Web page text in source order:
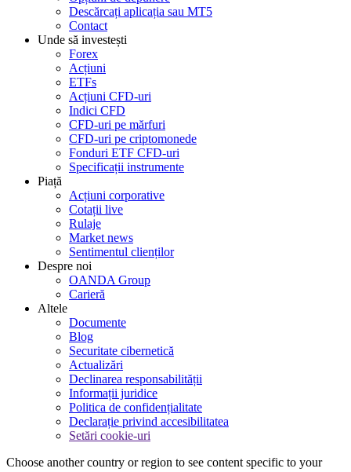
Descărcați aplicația sau MT5
Contact
Unde să investești
Forex
Acțiuni
ETFs
Acțiuni CFD-uri
Indici CFD
CFD-uri pe mărfuri
CFD-uri pe criptomonede
Fonduri ETF CFD-uri
Specificații instrumente
Piață
Acțiuni corporative
Cotații live
Rulaje
Market news
Sentimentul clienților
Despre noi
OANDA Group
Carieră
Altele
Documente
Blog
Securitate cibernetică
Actualizări
Declinarea responsabilității
Informații juridice
Politica de confidențialitate
Declarație privind accesibilitatea
Setări cookie-uri
Choose another country or region to see content specific to your